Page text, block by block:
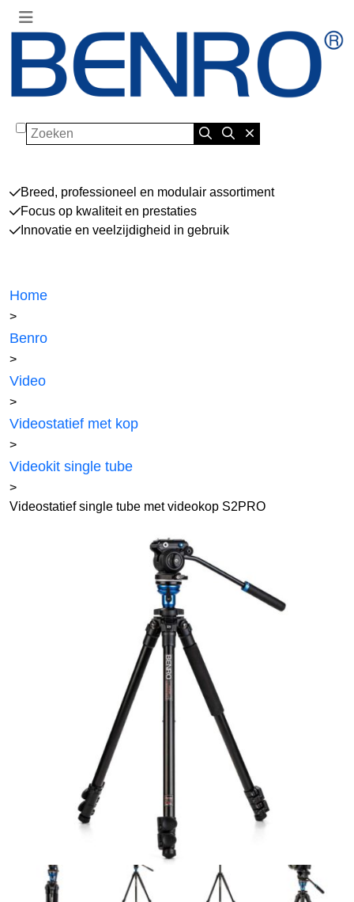
Zoeken
Breed, professioneel en modulair assortiment
Focus op kwaliteit en prestaties
Innovatie en veelzijdigheid in gebruik
Home
>
Benro
>
Video
>
Videostatief met kop
>
Videokit single tube
>
Videostatief single tube met videokop S2PRO